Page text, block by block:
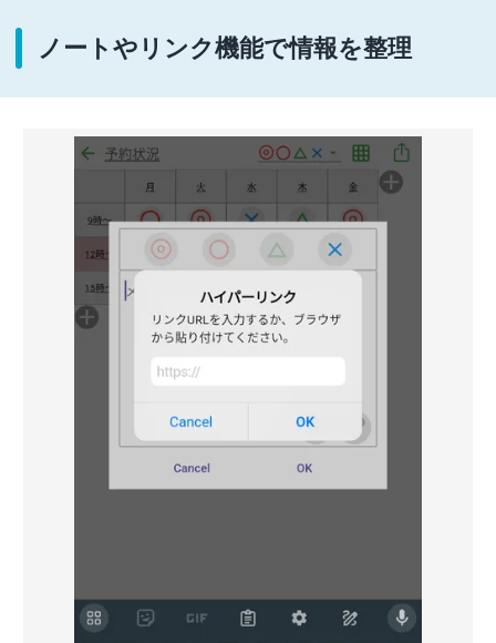
ノートやリンク機能で情報を整理